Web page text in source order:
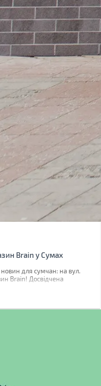
Brain у Сумах
для сумчан: на вул.
Brain! Досвідчена